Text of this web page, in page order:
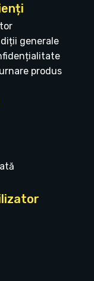
generale
produs